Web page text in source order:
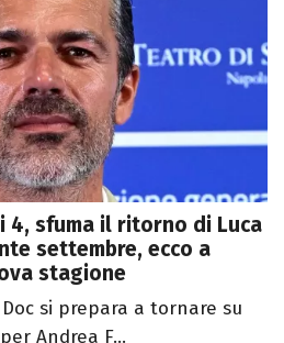
4, sfuma il ritorno di Luca
settembre, ecco a
stagione
si prepara a tornare su
Andrea F...